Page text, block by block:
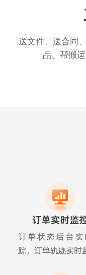
送文件、送合同
品、帮搬